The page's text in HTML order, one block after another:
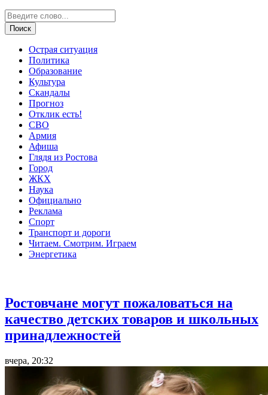
Острая ситуация
Политика
Образование
Культура
Скандалы
Прогноз
Отклик есть!
СВО
Армия
Афиша
Глядя из Ростова
Город
ЖКХ
Наука
Официально
Реклама
Спорт
Транспорт и дороги
Читаем. Смотрим. Играем
Энергетика
Ростовчане могут пожаловаться на
качество детских товаров и школьных
принадлежностей
вчера, 20:32